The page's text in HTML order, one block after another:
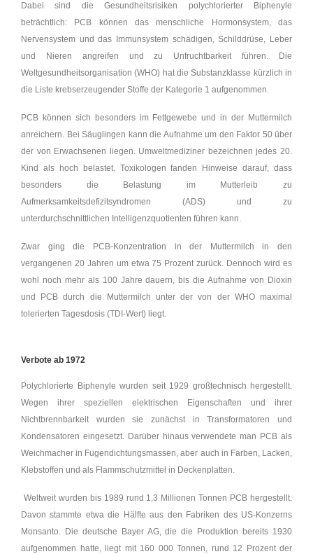
Dabei sind die Gesundheitsrisiken polychlorierter Biphenyle
beträchtlich: PCB können das menschliche Hormonsystem, das
Nervensystem und das Immunsystem schädigen, Schilddrüse, Leber
und Nieren angreifen und zu Unfruchtbarkeit führen. Die
Weltgesundheitsorganisation (WHO) hat die Substanzklasse kürzlich in
die Liste krebserzeugender Stoffe der Kategorie 1 aufgenommen.
PCB können sich besonders im Fettgewebe und in der Muttermilch
anreichern. Bei Säuglingen kann die Aufnahme um den Faktor 50 über
der von Erwachsenen liegen. Umweltmediziner bezeichnen jedes 20.
Kind als hoch belastet. Toxikologen fanden Hinweise darauf, dass
besonders die Belastung im Mutterleib zu
Aufmerksamkeitsdefizitsyndromen (ADS) und zu
unterdurchschnittlichen Intelligenzquotienten führen kann.
Zwar ging die PCB-Konzentration in der Muttermilch in den
vergangenen 20 Jahren um etwa 75 Prozent zurück. Dennoch wird es
wohl noch mehr als 100 Jahre dauern, bis die Aufnahme von Dioxin
und PCB durch die Muttermilch unter der von der WHO maximal
tolerierten Tagesdosis (TDI-Wert) liegt.
Verbote ab 1972
Polychlorierte Biphenyle wurden seit 1929 großtechnisch hergestellt.
Wegen ihrer speziellen elektrischen Eigenschaften und ihrer
Nichtbrennbarkeit wurden sie zunächst in Transformatoren und
Kondensatoren eingesetzt. Darüber hinaus verwendete man PCB als
Weichmacher in Fugendichtungsmassen, aber auch in Farben, Lacken,
Klebstoffen und als Flammschutzmittel in Deckenplatten.
Weltweit wurden bis 1989 rund 1,3 Millionen Tonnen PCB hergestellt.
Davon stammte etwa die Hälfte aus den Fabriken des US-Konzerns
Monsanto. Die deutsche Bayer AG, die die Produktion bereits 1930
aufgenommen hatte, liegt mit 160 000 Tonnen, rund 12 Prozent der